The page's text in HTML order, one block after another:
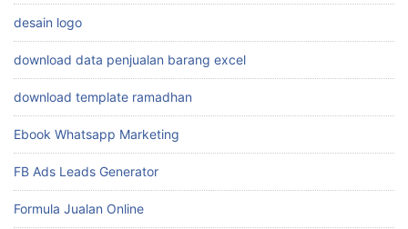
desain logo
download data penjualan barang excel
download template ramadhan
Ebook Whatsapp Marketing
FB Ads Leads Generator
Formula Jualan Online